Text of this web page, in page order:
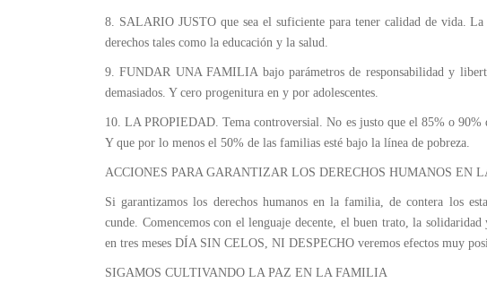
8. SALARIO JUSTO que sea el suficiente para tener calidad de vida.
derechos tales como la educación y la salud.
9. FUNDAR UNA FAMILIA bajo parámetros de responsabilidad y
demasiados. Y cero progenitura en y por adolescentes.
10. LA PROPIEDAD. Tema controversial. No es justo que el 85% o 90%
Y que por lo menos el 50% de las familias esté bajo la línea de pobreza.
ACCIONES PARA GARANTIZAR LOS DERECHOS HUMANOS EN
Si garantizamos los derechos humanos en la familia, de contera los
cunde. Comencemos con el lenguaje decente, el buen trato, la
en tres meses DÍA SIN CELOS, NI DESPECHO veremos efectos muy
SIGAMOS CULTIVANDO LA PAZ EN LA FAMILIA